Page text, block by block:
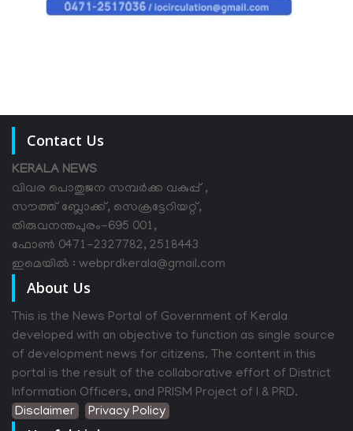
Contact Us
KERALA NEWS
വിവര പൊതുജന സമ്പര്‍ക്ക വകുപ്പ് ,
സൗത്ത് ബ്ലോക്ക്, സെക്രട്ടേറിയറ്റ്,
തിരുവനന്തപുരം-695 001,
ഫോൺ 0471-2327782, 2518443
ഇമെയിൽ : webprdkerala@gmail.com
About Us
This is the News Portal of Government of Kerala
developed with an objective to function as single source
of development news for citizens. The content in this
portal is the result of the collaborative effort of District
Information Officers, and PRISM Project of I & PRD.
Disclaimer
Privacy Policy